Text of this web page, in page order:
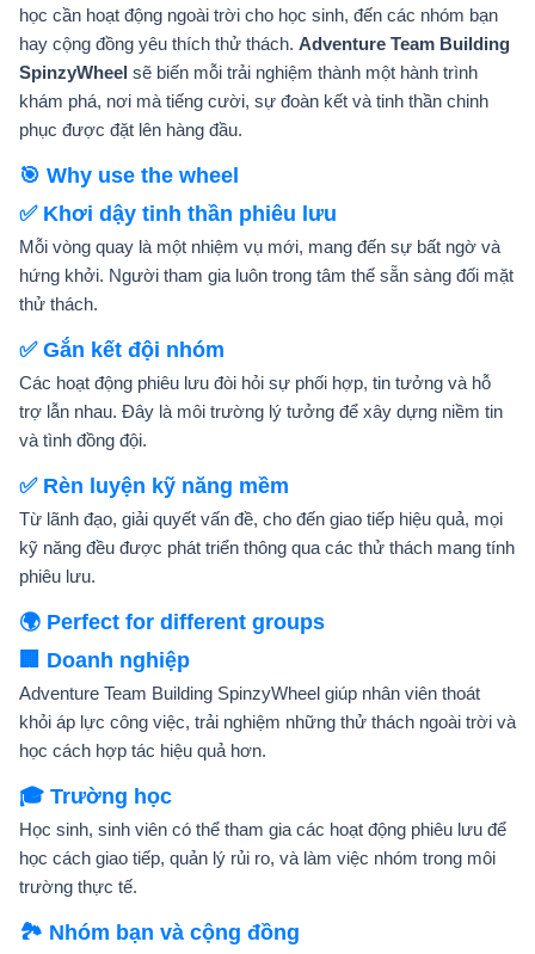
học cần hoạt động ngoài trời cho học sinh, đến các nhóm bạn
hay cộng đồng yêu thích thử thách. Adventure Team Building
SpinzyWheel sẽ biến mỗi trải nghiệm thành một hành trình
khám phá, nơi mà tiếng cười, sự đoàn kết và tinh thần chinh
phục được đặt lên hàng đầu.
🎯 Why use the wheel
✅ Khơi dậy tinh thần phiêu lưu
Mỗi vòng quay là một nhiệm vụ mới, mang đến sự bất ngờ và
hứng khởi. Người tham gia luôn trong tâm thế sẵn sàng đối mặt
thử thách.
✅ Gắn kết đội nhóm
Các hoạt động phiêu lưu đòi hỏi sự phối hợp, tin tưởng và hỗ
trợ lẫn nhau. Đây là môi trường lý tưởng để xây dựng niềm tin
và tình đồng đội.
✅ Rèn luyện kỹ năng mềm
Từ lãnh đạo, giải quyết vấn đề, cho đến giao tiếp hiệu quả, mọi
kỹ năng đều được phát triển thông qua các thử thách mang tính
phiêu lưu.
🌍 Perfect for different groups
🏢 Doanh nghiệp
Adventure Team Building SpinzyWheel giúp nhân viên thoát
khỏi áp lực công việc, trải nghiệm những thử thách ngoài trời và
học cách hợp tác hiệu quả hơn.
🎓 Trường học
Học sinh, sinh viên có thể tham gia các hoạt động phiêu lưu để
học cách giao tiếp, quản lý rủi ro, và làm việc nhóm trong môi
trường thực tế.
🏞️ Nhóm bạn và cộng đồng